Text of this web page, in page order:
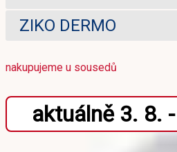
ZIKO DERMO
nakupujeme u sousedů
aktuálně 3. 8.